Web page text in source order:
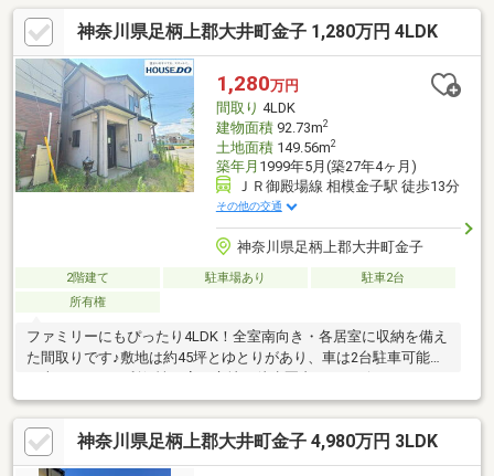
験知識が豊富なスタッフが在籍！迅速な対応を心掛けておりま
す。・お問合せを受けてから即日ご対応をさせていただきま
す。・その他物件情報も多数ございます！お気軽にお問い合わせ
ください。
神奈川県足柄上郡大井町金子 1,280万円 4LDK
1,280万円
間取り 4LDK
建物面積92.73m2
土地面積149.56m2
築年月 1999年5月(築27年4ヶ月)
ＪＲ御殿場線 相模金子駅 徒歩13分
その他の交通
神奈川県足柄上郡大井町金子
2階建て 駐車場あり
駐車2台
所有権
ファミリーにもぴったり4LDK！全室南向き・各居室に収納を備え
た間取りです♪敷地は約45坪とゆとりがあり、車は2台駐車可能！
ーがそろっており、日常の買い物に便利です。大井松田インター
までのアクセスも良く、東京方面・静岡方面への移動がスムー
ズ！通勤やお出かけにも幅広く対応できる立地です。※本物件は
契約不適合責任免責となります。
神奈川県足柄上郡大井町金子 4,980万円 3LDK